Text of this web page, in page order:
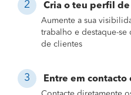
Cria o teu perfil
Aumente a sua
trabalho e destaque-se
de clientes
Entre em contacto